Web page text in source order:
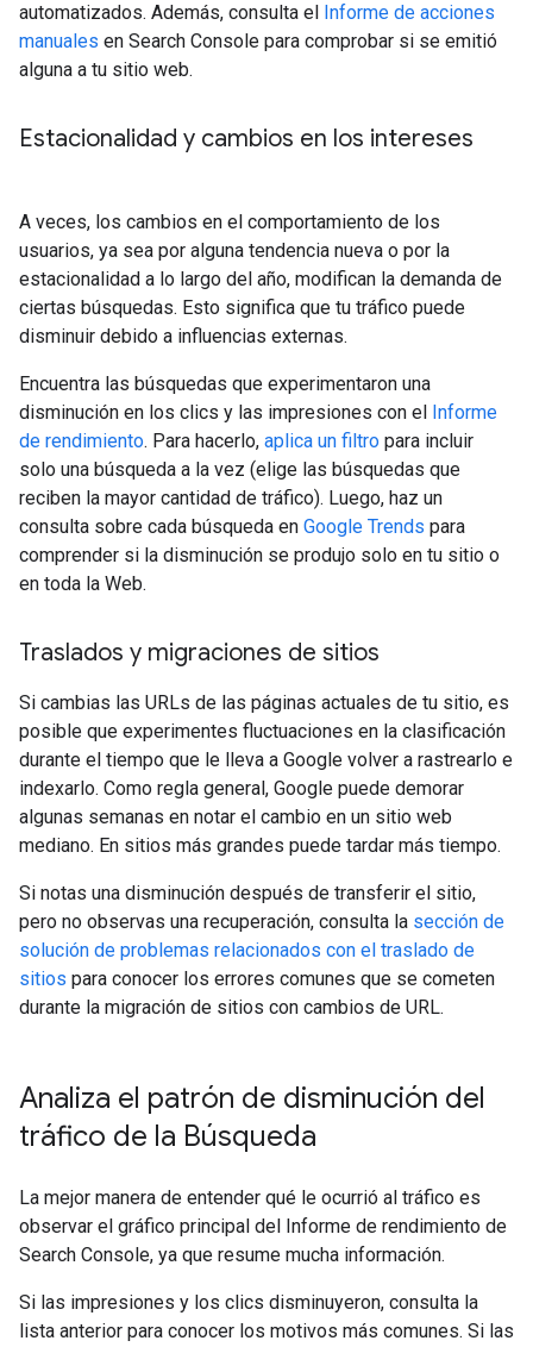
automatizados. Además, consulta el Informe de acciones
manuales en Search Console para comprobar si se emitió
alguna a tu sitio web.
Estacionalidad y cambios en los intereses
A veces, los cambios en el comportamiento de los
usuarios, ya sea por alguna tendencia nueva o por la
estacionalidad a lo largo del año, modifican la demanda de
ciertas búsquedas. Esto significa que tu tráfico puede
disminuir debido a influencias externas.
Encuentra las búsquedas que experimentaron una
disminución en los clics y las impresiones con el Informe
de rendimiento. Para hacerlo, aplica un filtro para incluir
solo una búsqueda a la vez (elige las búsquedas que
reciben la mayor cantidad de tráfico). Luego, haz un
consulta sobre cada búsqueda en Google Trends para
comprender si la disminución se produjo solo en tu sitio o
en toda la Web.
Traslados y migraciones de sitios
Si cambias las URLs de las páginas actuales de tu sitio, es
posible que experimentes fluctuaciones en la clasificación
durante el tiempo que le lleva a Google volver a rastrearlo e
indexarlo. Como regla general, Google puede demorar
algunas semanas en notar el cambio en un sitio web
mediano. En sitios más grandes puede tardar más tiempo.
Si notas una disminución después de transferir el sitio,
pero no observas una recuperación, consulta la sección de
solución de problemas relacionados con el traslado de
sitios para conocer los errores comunes que se cometen
durante la migración de sitios con cambios de URL.
Analiza el patrón de disminución del
tráfico de la Búsqueda
La mejor manera de entender qué le ocurrió al tráfico es
observar el gráfico principal del Informe de rendimiento de
Search Console, ya que resume mucha información.
Si las impresiones y los clics disminuyeron, consulta la
lista anterior para conocer los motivos más comunes. Si las